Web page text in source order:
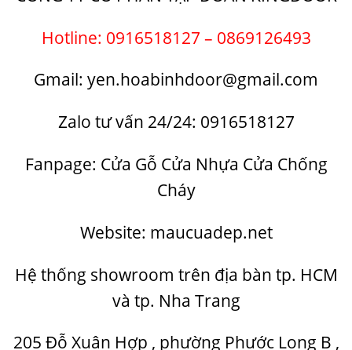
Hotline: 0916518127 – 0869126493
Gmail: yen.hoabinhdoor@gmail.com
Zalo tư vấn 24/24: 0916518127
Fanpage: Cửa Gỗ Cửa Nhựa Cửa Chống
Cháy
Website: maucuadep.net
Hệ thống showroom trên địa bàn tp. HCM
và tp. Nha Trang
205 Đỗ Xuân Hợp , phường Phước Long B ,